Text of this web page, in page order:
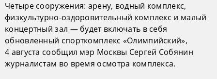
Четыре сооружения: арену, водный комплекс,
физкультурно-оздоровительный комплекс и малый
концертный зал — будет включать в себя
обновленный спорткомплекс «Олимпийский»,
4 августа сообщил мэр Москвы Сергей Собянин
журналистам во время осмотра комплекса.